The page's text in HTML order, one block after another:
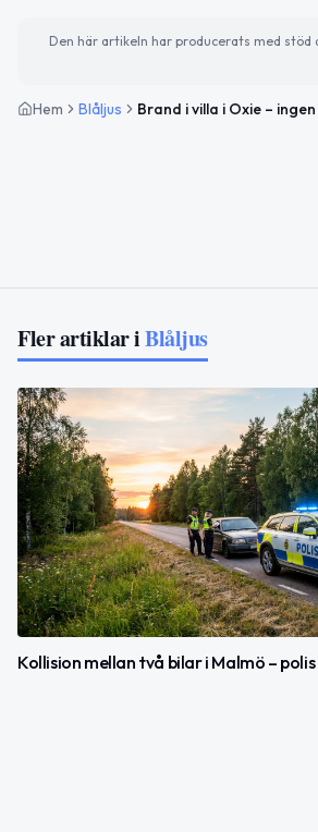
Den här artikeln har producerats med
Hem Blåljus
Fler artiklar iBlåljus
Kollision mellan två bilar i Malmö –